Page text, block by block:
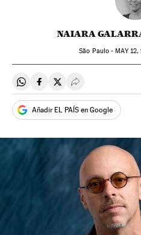
NAIARA
São Paulo -MAY12,
Compartir en Whatsapp
Compartir en Facebook
Compartir en Twitter
Desplegar
Añadir EL PAÍS en Google